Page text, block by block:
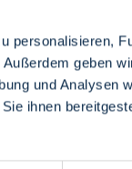
personalisieren,
geben
und Analysen
ihnen
Menü